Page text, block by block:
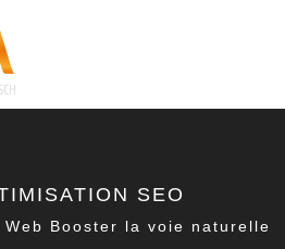
SEO
Web Booster la voie naturelle